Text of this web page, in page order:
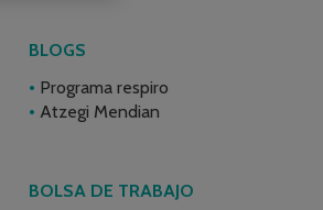
BLOGS
Programa respiro
Atzegi Mendian
BOLSA DE TRABAJO